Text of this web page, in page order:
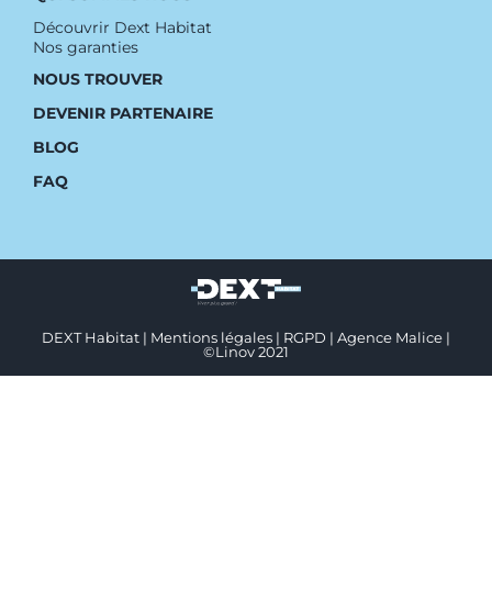
Découvrir Dext Habitat
Nos garanties
NOUS TROUVER
DEVENIR PARTENAIRE
BLOG
FAQ
DEXT Habitat | Mentions légales | RGPD | Agence Malice |
©Linov2021